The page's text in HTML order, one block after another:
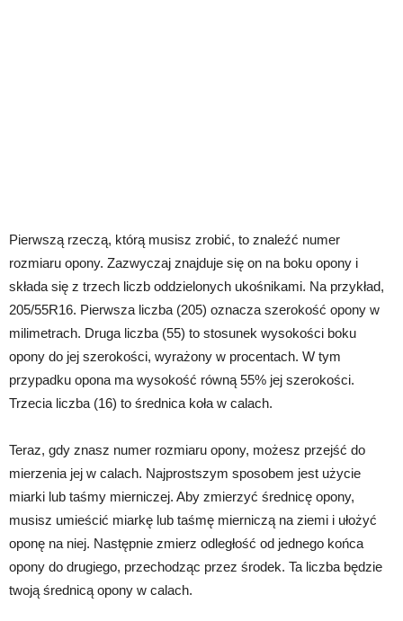
Pierwszą rzeczą, którą musisz zrobić, to znaleźć numer
rozmiaru opony. Zazwyczaj znajduje się on na boku opony i
składa się z trzech liczb oddzielonych ukośnikami. Na przykład,
205/55R16. Pierwsza liczba (205) oznacza szerokość opony w
milimetrach. Druga liczba (55) to stosunek wysokości boku
opony do jej szerokości, wyrażony w procentach. W tym
przypadku opona ma wysokość równą 55% jej szerokości.
Trzecia liczba (16) to średnica koła w calach.
Teraz, gdy znasz numer rozmiaru opony, możesz przejść do
mierzenia jej w calach. Najprostszym sposobem jest użycie
miarki lub taśmy mierniczej. Aby zmierzyć średnicę opony,
musisz umieścić miarkę lub taśmę mierniczą na ziemi i ułożyć
oponę na niej. Następnie zmierz odległość od jednego końca
opony do drugiego, przechodząc przez środek. Ta liczba będzie
twoją średnicą opony w calach.